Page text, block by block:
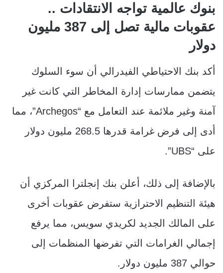
بنوك عالمية تواجه الانتقادات ..
عقوبات مالية تصل إلى 387 مليون
دولار
أكد بنك الاحتياطي الفيدرالي أن سوء السلوك
يتضمن ممارسات إدارة المخاطر التي كانت غير
آمنة وغير ملائمة عند التعامل مع “Archegos”، مما
أدى إلى فرض غرامة قدرها 268.5 مليون دولار
على “UBS”.
بالإضافة إلى ذلك، أعلن بنك إنجلترا المركزي أن
هيئة التنظيم الاحترازية ستفرض عقوبات أخرى
على المالك الجديد لكريدي سويس، مما يرفع
إجمالي الغرامات التي تفرضها المنظمات إلى
حوالي 387 مليون دولار.